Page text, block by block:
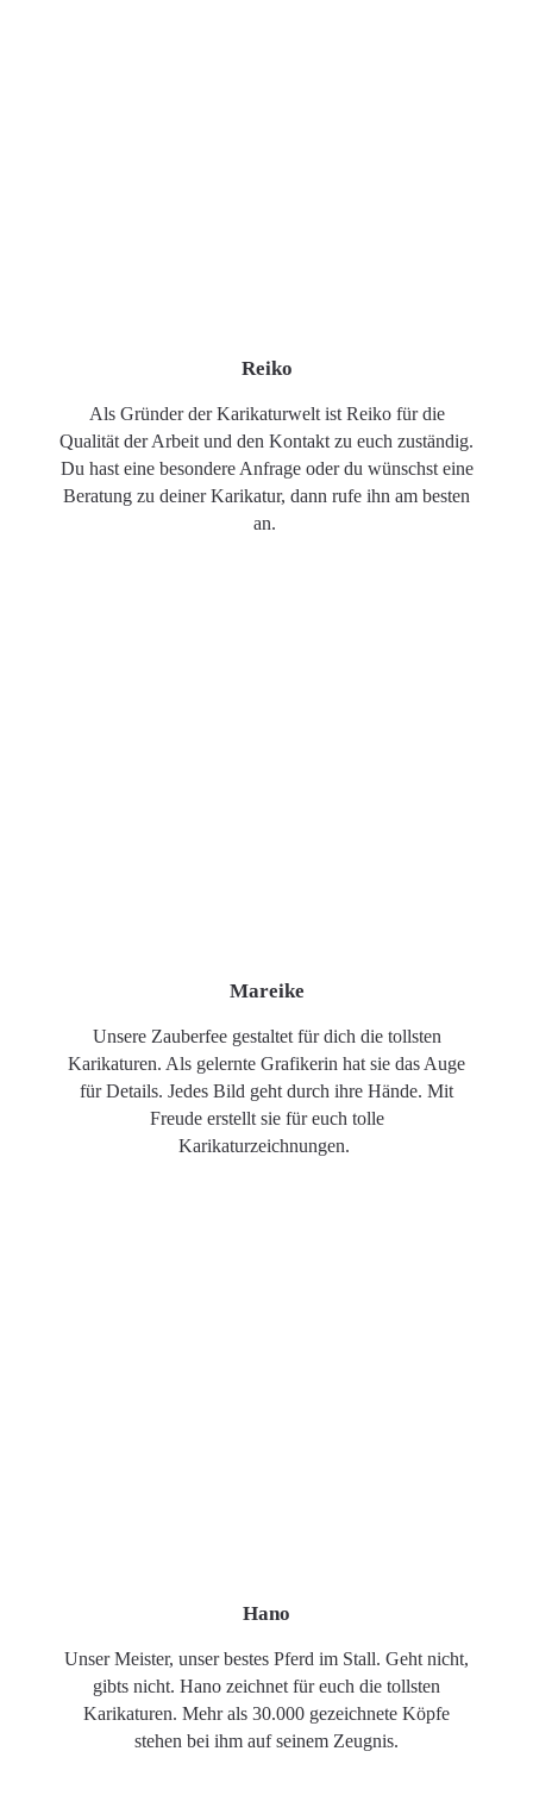
Reiko
Als Gründer der Karikaturwelt ist Reiko für die
Qualität der Arbeit und den Kontakt zu euch zuständig.
Du hast eine besondere Anfrage oder du wünschst eine
Beratung zu deiner Karikatur, dann rufe ihn am besten
an.
Mareike
Unsere Zauberfee gestaltet für dich die tollsten
Karikaturen. Als gelernte Grafikerin hat sie das Auge
für Details. Jedes Bild geht durch ihre Hände. Mit
Freude erstellt sie für euch tolle
Karikaturzeichnungen.
Hano
Unser Meister, unser bestes Pferd im Stall. Geht nicht,
gibts nicht. Hano zeichnet für euch die tollsten
Karikaturen. Mehr als 30.000 gezeichnete Köpfe
stehen bei ihm auf seinem Zeugnis.